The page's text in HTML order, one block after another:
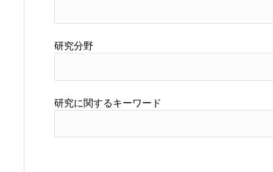
研究分野
研究に関するキーワード